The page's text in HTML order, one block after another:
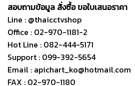
สอบถามข้อมูล สั่งซื้อ ขอใบเสนอราคา
Line : @thaicctvshop
Office : 02-970-1181-2
Hot Line : 082-444-5171
Support : 099-392-5654
Email : apichart_ko@hotmail.com
FAX : 02-970-1180